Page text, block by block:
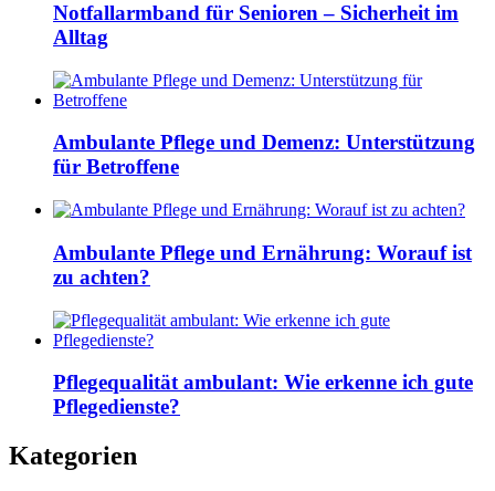
Notfallarmband für Senioren – Sicherheit im
Alltag
Ambulante Pflege und Demenz: Unterstützung
für Betroffene
Ambulante Pflege und Ernährung: Worauf ist
zu achten?
Pflegequalität ambulant: Wie erkenne ich gute
Pflegedienste?
Kategorien